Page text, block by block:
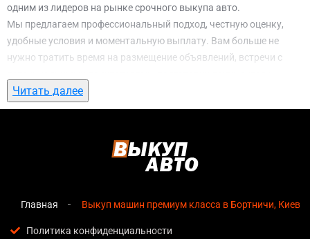
одним из лидеров на рынке срочного выкупа авто.
Мы предлагаем профессиональный подход, честную оценку,
удобные условия и моментальную выплату. Вам больше не
нужно тратить время на размещение объявлений, встречи с
ожидание. С нами вы можете
Бортничи, Киеввсего за 1 день.
машин премиум класса в Бортничи, Киев
озвучивается сразу после обращения, без скрытых
Прозрачные условия— все этапы сделки полностью
Читать далее
Главная Выкуп машин премиум класса в Бортничи, Киев
Политика конфиденциальности